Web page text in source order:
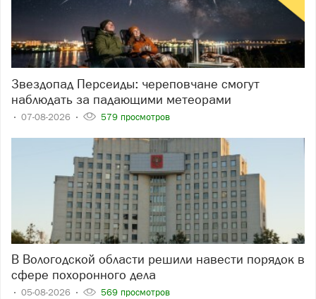
Звездопад Персеиды: череповчане смогут
наблюдать за падающими метеорами
07-08-2026 579 просмотров
В Вологодской области решили навести порядок в
сфере похоронного дела
05-08-2026 569 просмотров